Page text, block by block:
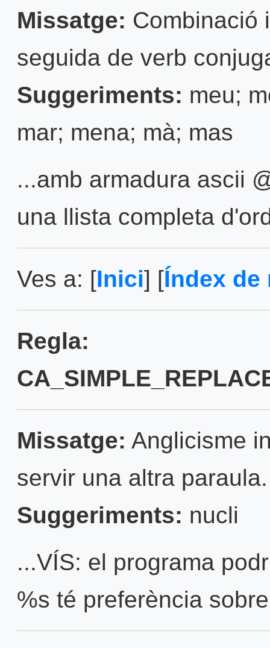
Missatge: Combinació
seguida de verb
Suggeriments: meu;
mar; mena; mà; mas
...amb armadura ascii
una llista completa
Ves a: [Inici] [Índex de
Regla:
Missatge: Anglicisme
servir una altra paraula.
Suggeriments: nucli
...VÍS: el programa
%s té preferència